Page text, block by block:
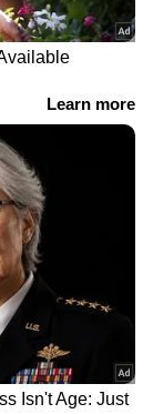
ഏകദേശം
ഇത്